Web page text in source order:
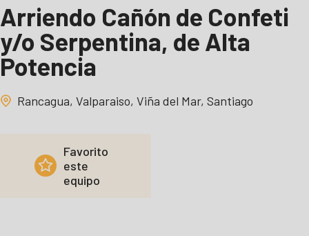
Arriendo Cañón de Confeti
y/o Serpentina, de Alta
Potencia
Rancagua, Valparaiso, Viña del Mar, Santiago
Favorito
este
equipo